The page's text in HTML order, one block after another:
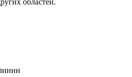
областей.